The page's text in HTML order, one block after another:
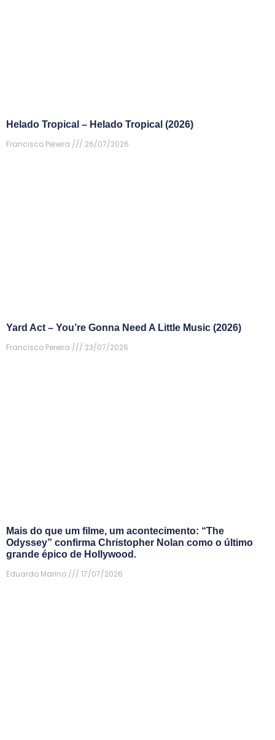
Helado Tropical – Helado Tropical (2026)
Francisco Pereira
26/07/2026
Yard Act – You’re Gonna Need A Little Music (2026)
Francisco Pereira
23/07/2026
Mais do que um filme, um acontecimento: “The
Odyssey” confirma Christopher Nolan como o último
grande épico de Hollywood.
Eduardo Marino
17/07/2026